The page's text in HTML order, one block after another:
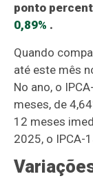
ponto
0,89% .
Quando
até este mês
No ano, o
meses, de
12 meses
2025, o IPCA-